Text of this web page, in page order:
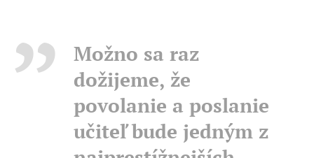
Možno sa raz
dožijeme, že
povolanie a poslanie
učiteľ bude jedným z